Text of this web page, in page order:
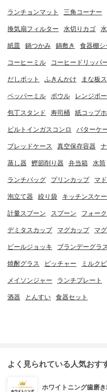
ランチョンマット 三角コーナー
換気扇フィルター 水切りカゴ
紙皿 鍋つかみ 鍋敷き 食器棚シ
コーヒーミル コーヒードリッパ
だしポット ふきんかけ まな板
ペッパーミル ボウル レンジボ
包丁スタンド 寿司桶 紙コップ
ビルトインガスコンロ バターケ
ブレッドケース 真空保存容器
蒸し器 鰹節削り器 弁当箱 水筒
ランチバッグ プリンカップ マ
泡立て器 絞り袋 キッチンスケ
計量スプーン スプーン フォーク
デミタスカップ マグカップ マ
ビールジョッキ ブランデーグラ
焼酎グラス ピッチャー ミルク
メイソンジャー ランチプレート
酒器 とんすい 食器セット
よく見られている人気おす
ホワイトニング歯磨